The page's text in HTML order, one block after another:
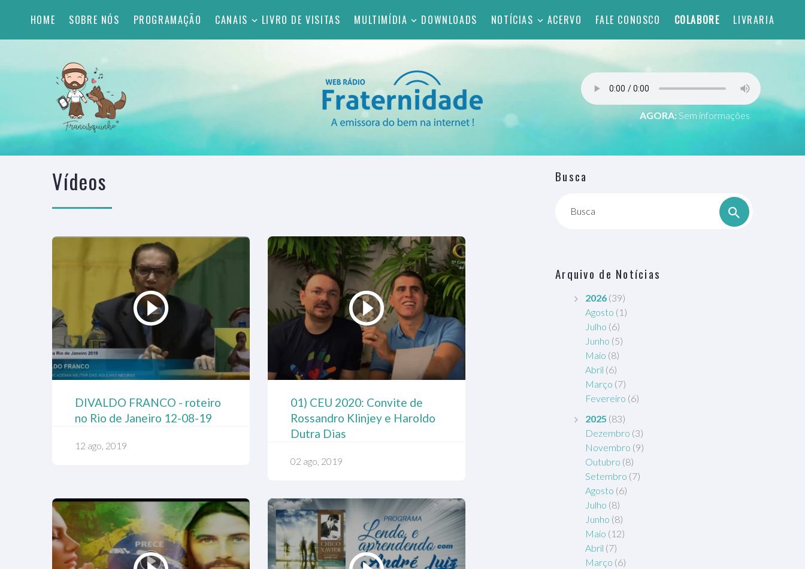
HOME SOBRE NÓS PROGRAMAÇÃO CANAIS LIVRO DE VISITAS MULTIMÍDIA DOWNLOADS NOTÍCIAS ACERVO FALE CONOSCO COLABORE LIVRARIA
AGORA: Sem informações
Vídeos
DIVALDO FRANCO - roteiro
no Rio de Janeiro 12-08-19
12 ago, 2019
01) CEU 2020: Convite de
Rossandro Klinjey e Haroldo
Dutra Dias
02 ago, 2019
Busca
Busca
Arquivo de Notícias
2026 (39)
Agosto (1)
Julho (6)
Junho (5)
Maio (8)
Abril (6)
Março (7)
Fevereiro (6)
2025 (83)
Dezembro (3)
Novembro (9)
Outubro (8)
Setembro (7)
Agosto (6)
Julho (8)
Junho (8)
Maio (12)
Abril (7)
Março (6)